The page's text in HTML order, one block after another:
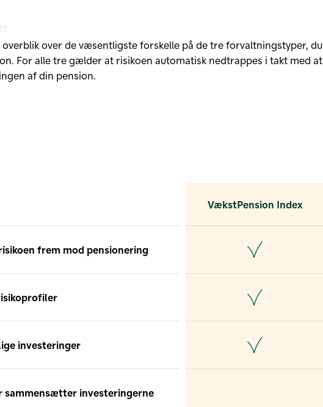
over de væsentligste forskelle på de tre forvaltningstyper, du
For alle tre gælder at risikoen automatisk nedtrappes i takt med at
af din pension.
VækstPension Index
frem mod pensionering
investeringer
sammensætter investeringerne